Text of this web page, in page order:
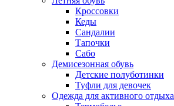
Кроссовки
Кеды
Сандалии
Тапочки
Сабо
Демисезонная обувь
Детские полуботинки
Туфли для девочек
Одежда для активного отдыха